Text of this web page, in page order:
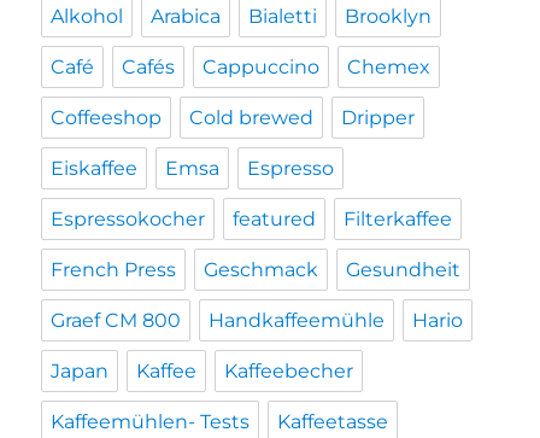
Alkohol Arabica Bialetti Brooklyn
Café Cafés Cappuccino Chemex
Coffeeshop Cold brewed Dripper
Eiskaffee Emsa Espresso
Espressokocher featured Filterkaffee
French Press Geschmack Gesundheit
Graef CM 800 Handkaffeemühle Hario
Japan Kaffee Kaffeebecher
Kaffeemühlen- Tests Kaffeetasse